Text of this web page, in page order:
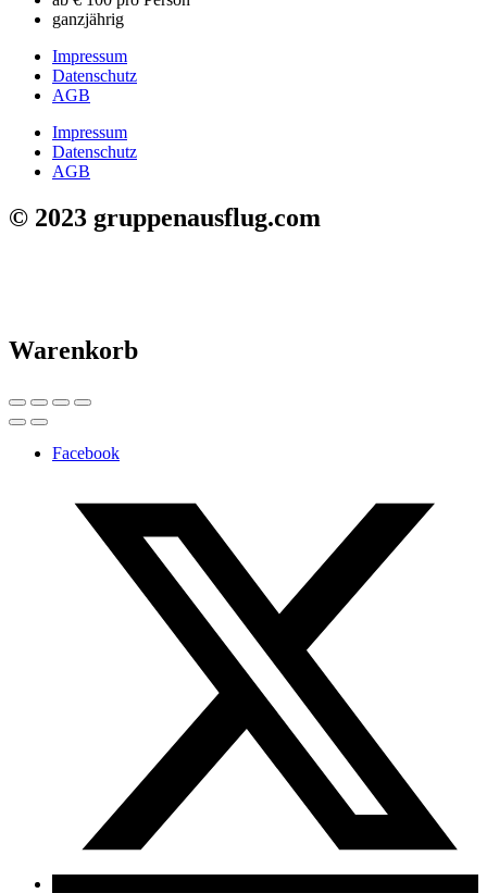
ganzjährig
Impressum
Datenschutz
AGB
Impressum
Datenschutz
AGB
© 2023 gruppenausflug.com
Warenkorb
Facebook